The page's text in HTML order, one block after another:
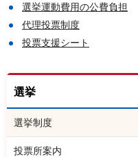
選挙運動費用の公費負担
代理投票制度
投票支援シート
選挙
選挙制度
投票所案内